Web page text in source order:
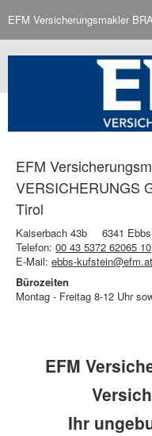
EFM Versicherungsmakler
EFM
VERSICHERUNGS
Tirol
Kaiserbach 43b
6341
Telefon: 00 43 5372 62065 10
E-Mail: ebbs-kufstein@efm.at
Bürozeiten
Montag - Freitag 8-12 Uhr
EFM
Ihr